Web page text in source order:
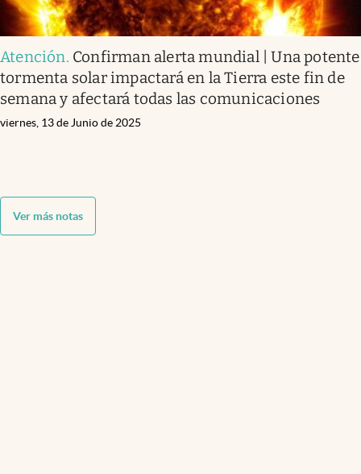
Atención. Confirman alerta mundial | Una potente
tormenta solar impactará en la Tierra este fin de
semana y afectará todas las comunicaciones
viernes, 13 de Junio de 2025
Ver más notas